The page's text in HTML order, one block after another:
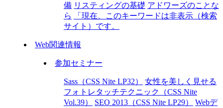
備 リスティングの基礎 アドワーズのことな
ら
「現在、このキーワードは非表示（検索
サイト）です。
Web関連情報
参加セミナー
Sass（CSS Nite LP32）
女性を美しく見せる
フォトレタッチテクニック（CSS Nite
Vol.39）
SEO 2013（CSS Nite LP29）
Webデ